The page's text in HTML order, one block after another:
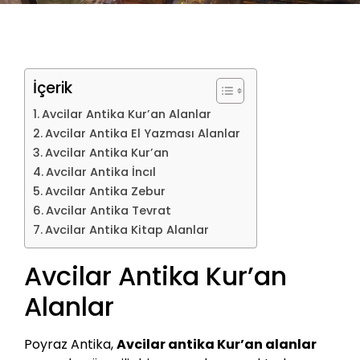
İçerik
Avcilar Antika Kur’an Alanlar
Avcilar Antika El Yazması Alanlar
Avcilar Antika Kur’an
Avcilar Antika İncıl
Avcilar Antika Zebur
Avcilar Antika Tevrat
Avcilar Antika Kitap Alanlar
Avcilar Antika Kur’an
Alanlar
Poyraz Antika,Avcilar antika Kur’an alanlar